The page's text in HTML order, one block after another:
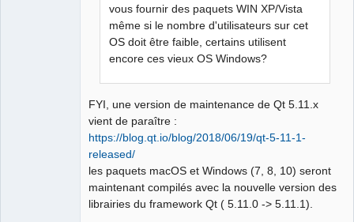
vous fournir des paquets WIN XP/Vista
même si le nombre d'utilisateurs sur cet
OS doit être faible, certains utilisent
encore ces vieux OS Windows?
FYI, une version de maintenance de Qt 5.11.x
vient de paraître :
https://blog.qt.io/blog/2018/06/19/qt-5-11-1-
released/
les paquets macOS et Windows (7, 8, 10) seront
maintenant compilés avec la nouvelle version des
librairies du framework Qt ( 5.11.0 -> 5.11.1).